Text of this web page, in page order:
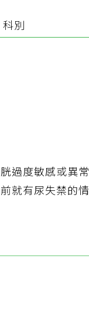
科別
過度敏感或異
就有尿失禁的